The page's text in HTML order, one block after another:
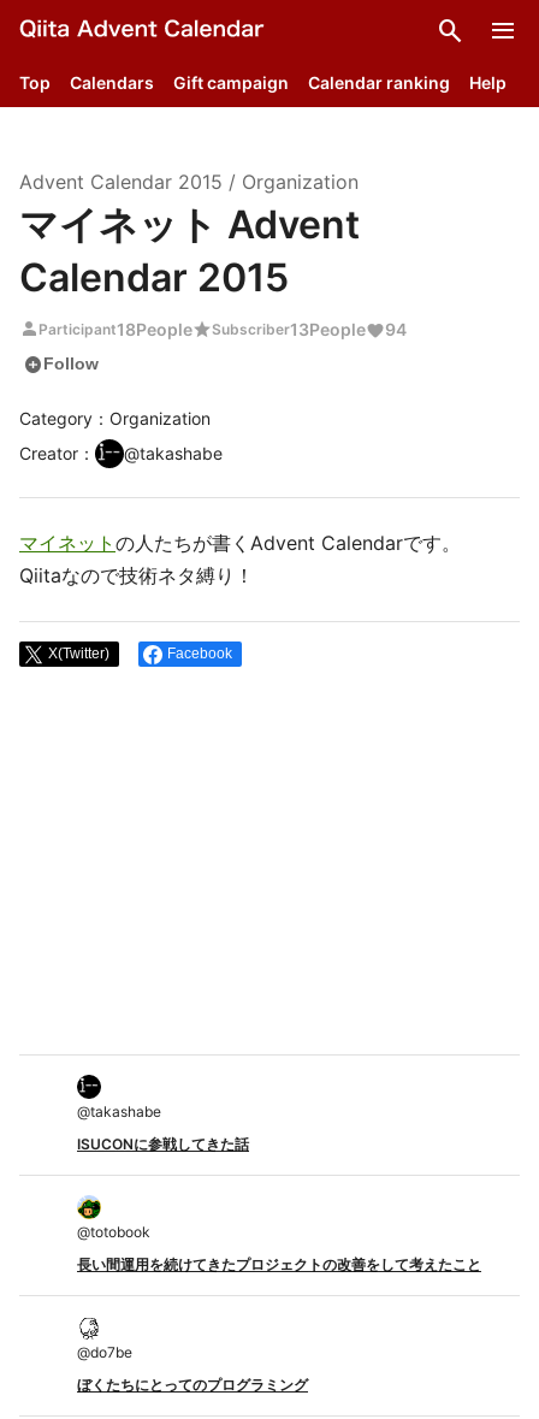
search menu
Top Calendars Gift campaign Calendar ranking Help
Advent Calendar 2015 / Organization
マイネット Advent
Calendar 2015
person Participant18PeoplestarSubscriber13People 94
add_circleFollow
Category：Organization
Creator ： @takashabe
マイネット の人たちが書くAdvent Calendarです。
Qiitaなので技術ネタ縛り！
X(Twitter) Facebook
@takashabe
ISUCONに参戦してきた話
@totobook
長い間運用を続けてきたプロジェクトの改善をして考えたこと
@do7be
ぼくたちにとってのプログラミング